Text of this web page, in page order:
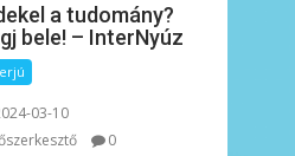
a tudomány?
bele! – InterNyúz
03-10
0